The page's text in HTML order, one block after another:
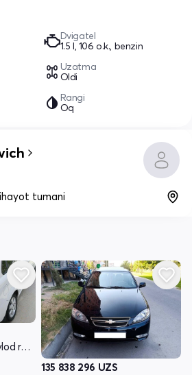
Dvigatel
1.5 l, 106 o.k., benzin
Uzatma
Oldi
Rangi
Oq
tumani
Chevrolet Lacetti I - avlod restyling
135 838 296 UZS